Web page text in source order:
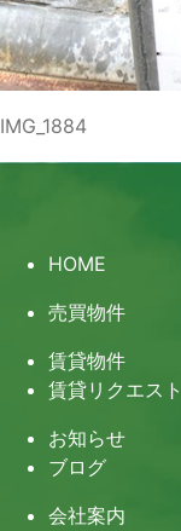
IMG_1884
HOME
売買物件
賃貸物件
賃貸リクエスト
お知らせ
ブログ
会社案内